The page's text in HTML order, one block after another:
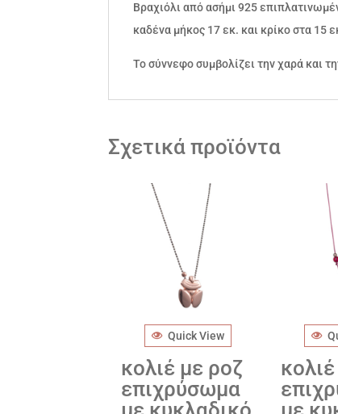
Βραχιόλι από ασήμι 925
καδένα μήκος 17 εκ. και κρίκο στα 15
Το σύννεφο συμβολίζει την χαρά και
Σχετικά προϊόντα
Quick View
κολιέ με ροζ
επιχρύσωμα